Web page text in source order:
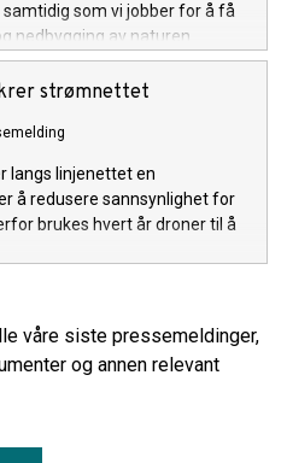
som vi jobber for å få
nedbygging av naturen.
strømnettet
langs linjenettet en
å redusere sannsynlighet for
brukes hvert år droner til å
våre siste pressemeldinger,
og annen relevant